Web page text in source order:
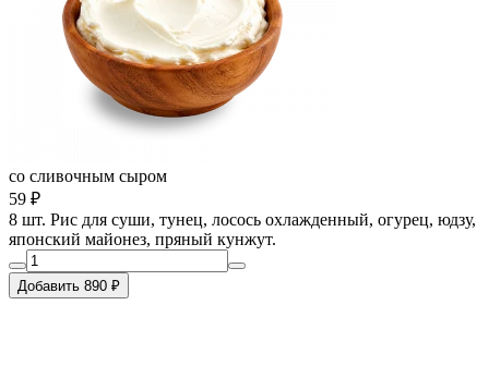
со сливочным сыром
59 ₽
8 шт. Рис для суши, тунец, лосось охлажденный, огурец, юдзу,
японский майонез, пряный кунжут.
Добавить 890 ₽